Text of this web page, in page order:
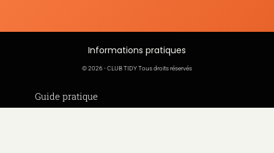
Informations pratiques
Guide pratique
© 2026 - CLUB TIDY Tous droits réservés
Informations légales